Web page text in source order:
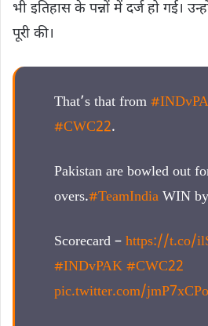
भी इतिहास के पन्नों में दर्ज हो गई।
पूरी की।
That’s that from
#CWC22.
Pakistan are bowled out
overs.#TeamIndia WIN
Scorecard – https://t.co/
#INDvPAK #CWC22
pic.twitter.com/